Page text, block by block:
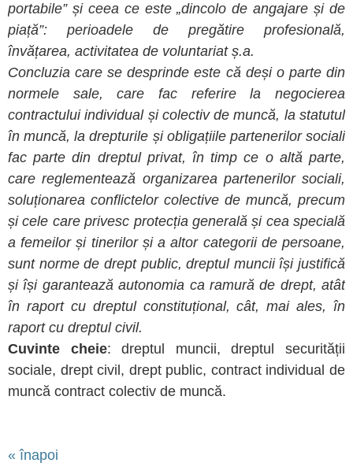
portabile” și ceea ce este „dincolo de angajare și de
piață”: perioadele de pregătire profesională,
învățarea, activitatea de voluntariat ș.a.
Concluzia care se desprinde este că deși o parte din
normele sale, care fac referire la negocierea
contractului individual și colectiv de muncă, la statutul
în muncă, la drepturile și obligațiile partenerilor sociali
fac parte din dreptul privat, în timp ce o altă parte,
care reglementează organizarea partenerilor sociali,
soluționarea conflictelor colective de muncă, precum
și cele care privesc protecția generală și cea specială
a femeilor și tinerilor și a altor categorii de persoane,
sunt norme de drept public, dreptul muncii își justifică
și își garantează autonomia ca ramură de drept, atât
în raport cu dreptul constituțional, cât, mai ales, în
raport cu dreptul civil.
Cuvinte cheie:dreptul muncii, dreptul securității
sociale, drept civil, drept public, contract individual de
muncă contract colectiv de muncă.
« înapoi